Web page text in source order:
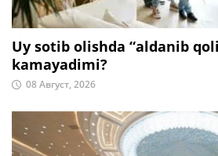
Uy sotib olishda “aldanib
kamayadimi?
08 Август, 2026